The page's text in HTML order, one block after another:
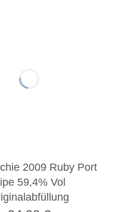
2009 Ruby Port
59,4% Vol